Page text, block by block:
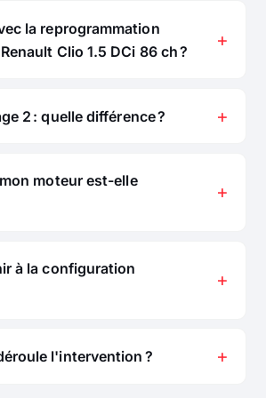
la reprogrammation
Clio 1.5 DCi 86 ch ?
2 : quelle différence ?
moteur est-elle
à la configuration
l'intervention ?